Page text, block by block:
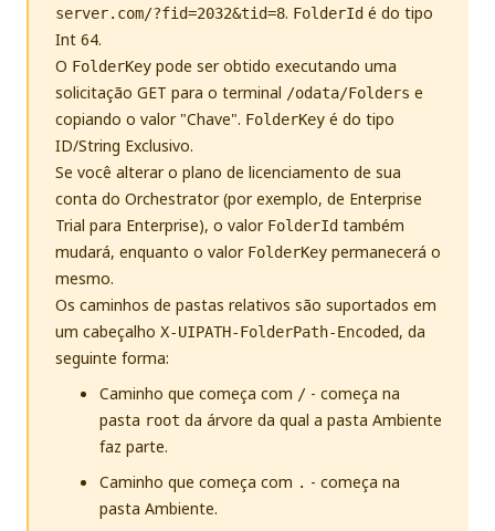
server.com/?fid=2032&tid=8. FolderId é do tipo
Int 64.
O FolderKey pode ser obtido executando uma
solicitação GET para o terminal /odata/Folders e
copiando o valor "Chave". FolderKey é do tipo
ID/String Exclusivo.
Se você alterar o plano de licenciamento de sua
conta do Orchestrator (por exemplo, de Enterprise
Trial para Enterprise), o valor FolderId também
mudará, enquanto o valor FolderKey permanecerá o
mesmo.
Os caminhos de pastas relativos são suportados em
um cabeçalho X-UIPATH-FolderPath-Encoded, da
seguinte forma:
Caminho que começa com / - começa na
pasta root da árvore da qual a pasta Ambiente
faz parte.
Caminho que começa com . - começa na
pasta Ambiente.